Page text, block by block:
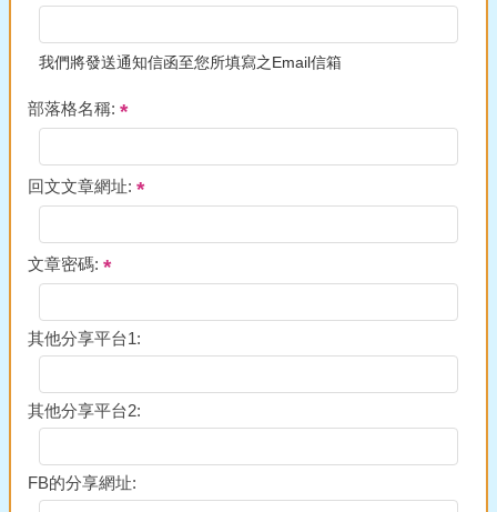
我們將發送通知信函至您所填寫之Email信箱
部落格名稱:
回文文章網址:
文章密碼:
其他分享平台1:
其他分享平台2:
FB的分享網址: